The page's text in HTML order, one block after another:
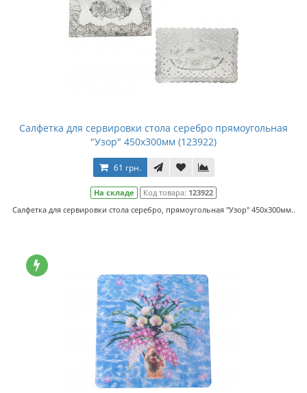
Салфетка для сервировки стола серебро прямоугольная
"Узор" 450х300мм (123922)
61 грн.
На складе Код товара: 123922
Салфетка для сервировки стола серебро, прямоугольная "Узор" 450х300мм..